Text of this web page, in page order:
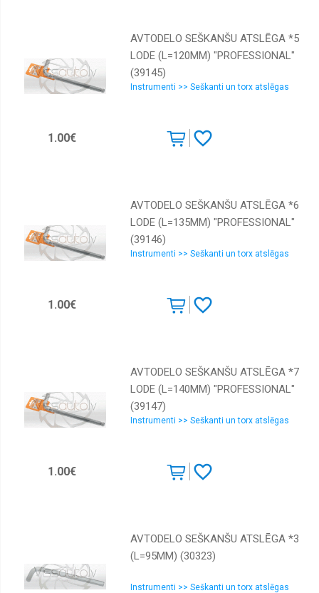
Preses
Vīles
AVTODELO SEŠKANŠU ATSLĒGA *5
LODE (L=120MM) "PROFESSIONAL"
(39145)
Instrumenti >> Seškanti un torx atslēgas
1.00€
AVTODELO SEŠKANŠU ATSLĒGA *6
LODE (L=135MM) "PROFESSIONAL"
(39146)
Instrumenti >> Seškanti un torx atslēgas
1.00€
AVTODELO SEŠKANŠU ATSLĒGA *7
LODE (L=140MM) "PROFESSIONAL"
(39147)
Instrumenti >> Seškanti un torx atslēgas
1.00€
AVTODELO SEŠKANŠU ATSLĒGA *3
(L=95MM) (30323)
Instrumenti >> Seškanti un torx atslēgas